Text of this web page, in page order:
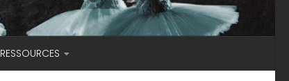
RESSOURCES